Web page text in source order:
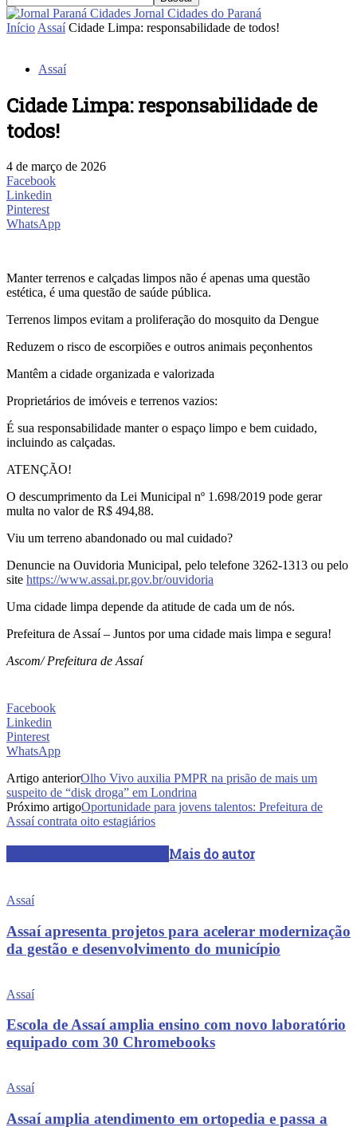
Jornal Cidades do Paraná
Início Assaí Cidade Limpa: responsabilidade de todos!
Assaí
Cidade Limpa: responsabilidade de
todos!
4 de março de 2026
Facebook
Linkedin
Pinterest
WhatsApp
Manter terrenos e calçadas limpos não é apenas uma questão
estética, é uma questão de saúde pública.
Terrenos limpos evitam a proliferação do mosquito da Dengue
Reduzem o risco de escorpiões e outros animais peçonhentos
Mantêm a cidade organizada e valorizada
Proprietários de imóveis e terrenos vazios:
É sua responsabilidade manter o espaço limpo e bem cuidado,
incluindo as calçadas.
ATENÇÃO!
O descumprimento da Lei Municipal nº 1.698/2019 pode gerar
multa no valor de R$ 494,88.
Viu um terreno abandonado ou mal cuidado?
Denuncie na Ouvidoria Municipal, pelo telefone 3262-1313 ou pelo
site https://www.assai.pr.gov.br/ouvidoria
Uma cidade limpa depende da atitude de cada um de nós.
Prefeitura de Assaí – Juntos por uma cidade mais limpa e segura!
Ascom/ Prefeitura de Assaí
Facebook
Linkedin
Pinterest
WhatsApp
Artigo anteriorOlho Vivo auxilia PMPR na prisão de mais um
suspeito de “disk droga” em Londrina
Próximo artigoOportunidade para jovens talentos: Prefeitura de
Assaí contrata oito estagiários
Mais do autor
Assaí
Assaí apresenta projetos para acelerar modernização
da gestão e desenvolvimento do município
Assaí
Escola de Assaí amplia ensino com novo laboratório
equipado com 30 Chromebooks
Assaí
Assaí amplia atendimento em ortopedia e passa a